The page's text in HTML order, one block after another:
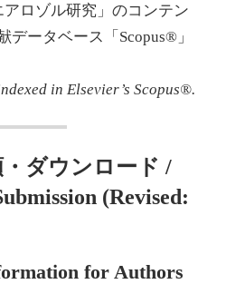
アロゾル研究」のコンテン
データベース「Scopus®」
in Elsevier’s Scopus®.
ダウンロード /
(Revised:
for Authors